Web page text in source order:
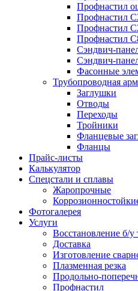
Профнастил
Профнастил
Профнастил
Профнастил
Сэндвич-
Сэндвич-
Фасонные
Трубопроводная
Заглушки
Отводы
Переходы
Тройники
Фланцевые
Фланцы
Прайс-листы
Калькулятор
Спецстали и сплавы
Жаропрочные
Фотогалерея
Услуги
Восстановление б/у
Доставка
Изготовление
Плазменная резка
Продольно-
Профнастил